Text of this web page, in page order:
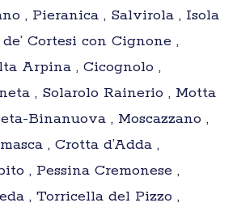
, Pieranica , Salvirola , Isola
Cortesi con Cignone ,
Arpina , Cicognolo ,
, Solarolo Rainerio , Motta
Binanuova , Moscazzano ,
, Crotta d’Adda ,
, Pessina Cremonese ,
, Torricella del Pizzo ,